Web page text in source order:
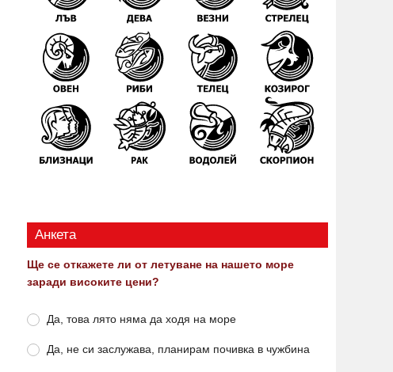
Анкета
Ще се откажете ли от летуване на нашето море
заради високите цени?
Да, това лято няма да ходя на море
Да, не си заслужава, планирам почивка в чужбина